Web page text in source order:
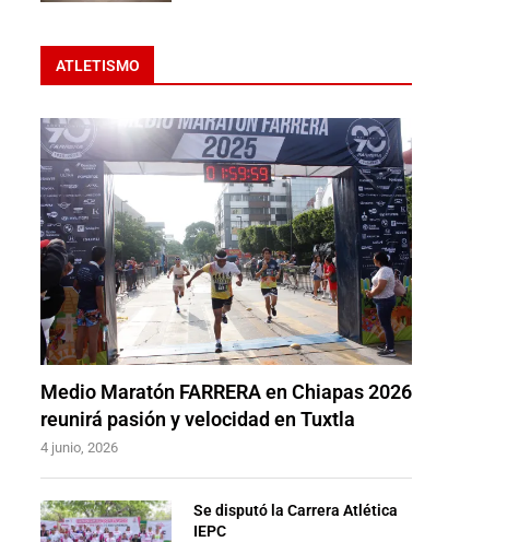
ATLETISMO
Medio Maratón FARRERA en Chiapas 2026
reunirá pasión y velocidad en Tuxtla
4 junio, 2026
Se disputó la Carrera Atlética
IEPC